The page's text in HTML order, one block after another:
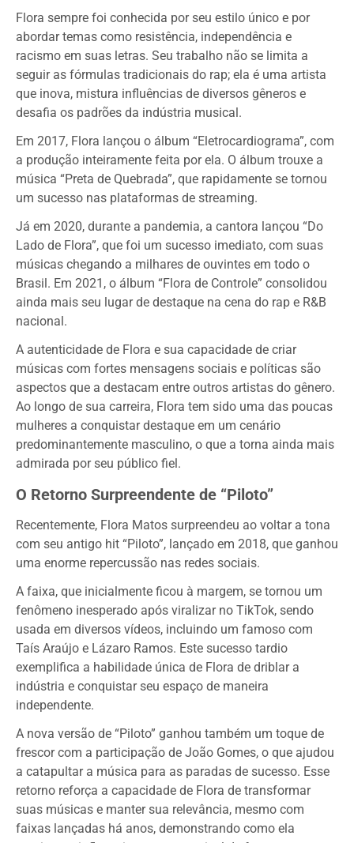
Flora sempre foi conhecida por seu estilo único e por
abordar temas como resistência, independência e
racismo em suas letras. Seu trabalho não se limita a
seguir as fórmulas tradicionais do rap; ela é uma artista
que inova, mistura influências de diversos gêneros e
desafia os padrões da indústria musical.
Em 2017, Flora lançou o álbum “Eletrocardiograma”, com
a produção inteiramente feita por ela. O álbum trouxe a
música “Preta de Quebrada”, que rapidamente se tornou
um sucesso nas plataformas de streaming.
Já em 2020, durante a pandemia, a cantora lançou “Do
Lado de Flora”, que foi um sucesso imediato, com suas
músicas chegando a milhares de ouvintes em todo o
Brasil. Em 2021, o álbum “Flora de Controle” consolidou
ainda mais seu lugar de destaque na cena do rap e R&B
nacional.
A autenticidade de Flora e sua capacidade de criar
músicas com fortes mensagens sociais e políticas são
aspectos que a destacam entre outros artistas do gênero.
Ao longo de sua carreira, Flora tem sido uma das poucas
mulheres a conquistar destaque em um cenário
predominantemente masculino, o que a torna ainda mais
admirada por seu público fiel.
O Retorno Surpreendente de “Piloto”
Recentemente, Flora Matos surpreendeu ao voltar a tona
com seu antigo hit “Piloto”, lançado em 2018, que ganhou
uma enorme repercussão nas redes sociais.
A faixa, que inicialmente ficou à margem, se tornou um
fenômeno inesperado após viralizar no TikTok, sendo
usada em diversos vídeos, incluindo um famoso com
Taís Araújo e Lázaro Ramos. Este sucesso tardio
exemplifica a habilidade única de Flora de driblar a
indústria e conquistar seu espaço de maneira
independente.
A nova versão de “Piloto” ganhou também um toque de
frescor com a participação de João Gomes, o que ajudou
a catapultar a música para as paradas de sucesso. Esse
retorno reforça a capacidade de Flora de transformar
suas músicas e manter sua relevância, mesmo com
faixas lançadas há anos, demonstrando como ela